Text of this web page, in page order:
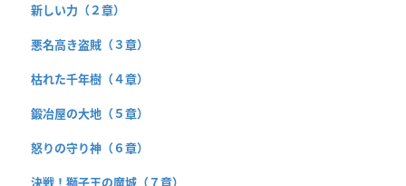
新しい力（２章）
悪名高き盗賊（３章）
枯れた千年樹（４章）
鍛冶屋の大地（５章）
怒りの守り神（６章）
決戦！獅子王の魔城（７章）